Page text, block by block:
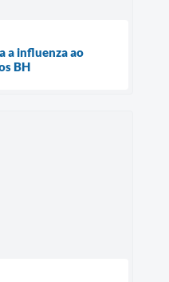
a influenza ao
BH